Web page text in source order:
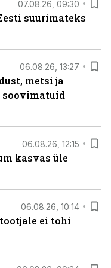
07.08.26, 09:30
suurimateks
06.08.26, 13:27
metsi ja
soovimatuid
06.08.26, 12:15
kasvas üle
06.08.26, 10:14
ei tohi